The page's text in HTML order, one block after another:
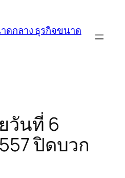
ดกลาง ธุรกิจขนาด
วันที่ 6
ปิดบวก